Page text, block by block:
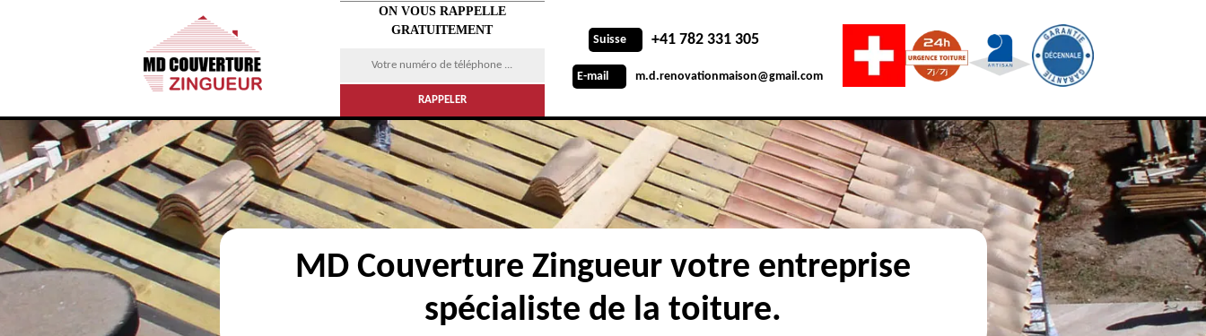
ON VOUS RAPPELLE
GRATUITEMENT
Suisse +41 782 331 305
E-mail m.d.renovationmaison@gmail.com
MD Couverture Zingueur votre entreprise
spécialiste de la toiture.